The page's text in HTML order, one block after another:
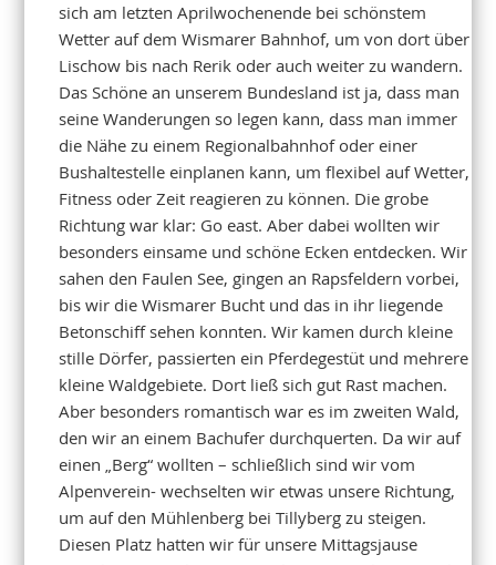
sich am letzten Aprilwochenende bei schönstem
Wetter auf dem Wismarer Bahnhof, um von dort über
Lischow bis nach Rerik oder auch weiter zu wandern.
Das Schöne an unserem Bundesland ist ja, dass man
seine Wanderungen so legen kann, dass man immer
die Nähe zu einem Regionalbahnhof oder einer
Bushaltestelle einplanen kann, um flexibel auf Wetter,
Fitness oder Zeit reagieren zu können. Die grobe
Richtung war klar: Go east. Aber dabei wollten wir
besonders einsame und schöne Ecken entdecken. Wir
sahen den Faulen See, gingen an Rapsfeldern vorbei,
bis wir die Wismarer Bucht und das in ihr liegende
Betonschiff sehen konnten. Wir kamen durch kleine
stille Dörfer, passierten ein Pferdegestüt und mehrere
kleine Waldgebiete. Dort ließ sich gut Rast machen.
Aber besonders romantisch war es im zweiten Wald,
den wir an einem Bachufer durchquerten. Da wir auf
einen „Berg“ wollten – schließlich sind wir vom
Alpenverein- wechselten wir etwas unsere Richtung,
um auf den Mühlenberg bei Tillyberg zu steigen.
Diesen Platz hatten wir für unsere Mittagsjause